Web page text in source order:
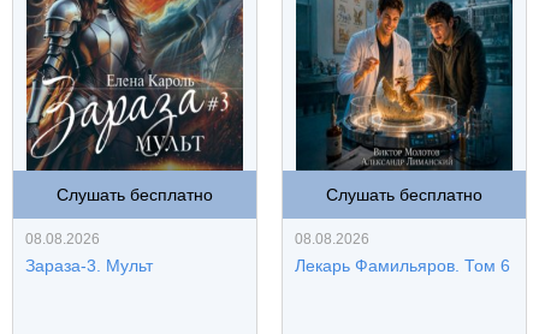
Слушать бесплатно
08.08.2026
Зараза-3. Мульт
Слушать бесплатно
08.08.2026
Лекарь Фамильяров. Том 6